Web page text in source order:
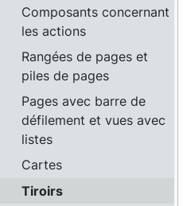
Composants concernant
les actions
Rangées de pages et
piles de pages
Pages avec barre de
défilement et vues avec
listes
Cartes
Tiroirs